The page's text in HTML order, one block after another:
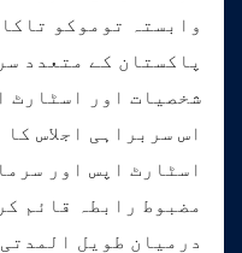
وابستہ توموکو
پاکستان کے متعدد
شخصیات اور اسٹارٹ
اس سربراہی اجلاس
اسٹارٹ اپس اور
مضبوط رابطہ قائم
درمیان طویل